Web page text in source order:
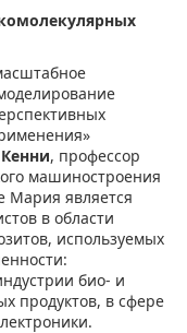
, профессор
машиностроения
Мария является
в области
используемых
био- и
продуктов, в сфере